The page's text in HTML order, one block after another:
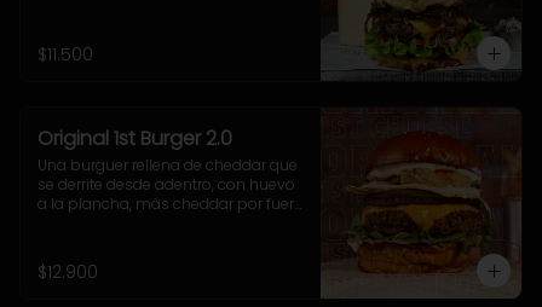
elección.
$11.500
Original 1st Burger 2.0
Una burguer rellena de cheddar que
se derrite desde adentro, con huevo
a la plancha, más cheddar por fuera,
adictiva salsa Fletch.  Blue Cheese
2.0
$12.900